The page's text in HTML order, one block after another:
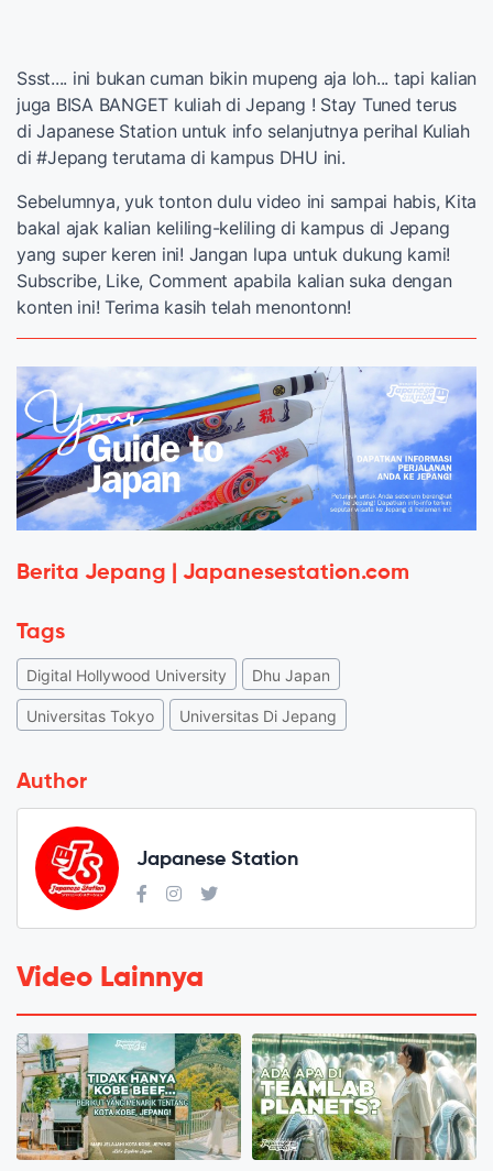
Ssst.... ini bukan cuman bikin mupeng aja loh... tapi kalian
juga BISA BANGET kuliah di Jepang ! Stay Tuned terus
di Japanese Station untuk info selanjutnya perihal Kuliah
di #Jepang terutama di kampus DHU ini.
Sebelumnya, yuk tonton dulu video ini sampai habis, Kita
bakal ajak kalian keliling-keliling di kampus di Jepang
yang super keren ini! Jangan lupa untuk dukung kami!
Subscribe, Like, Comment apabila kalian suka dengan
konten ini! Terima kasih telah menontonn!
Berita Jepang | Japanesestation.com
Tags
Digital Hollywood University Dhu Japan
Universitas Tokyo Universitas Di Jepang
Author
Japanese Station
Video Lainnya